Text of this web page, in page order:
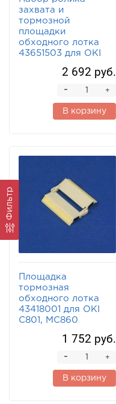
Фильтр
захвата и
тормозной
площадки
обходного лотка
43651503 для OKI
2 692 руб.
+
-
В корзину
Площадка
тормозная
обходного лотка
43418001 для OKI
C801, MC860
1 752 руб.
+
-
В корзину